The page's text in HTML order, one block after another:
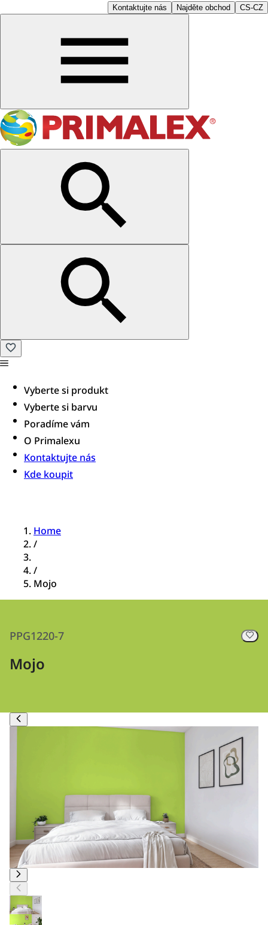
Kontaktujte nás Najděte obchod CS-CZ
Vyberte si produkt
Vyberte si barvu
Poradíme vám​
O Primalexu
Kontaktujte nás
Kde koupit
Home
/
/
Mojo
PPG1220-7
Mojo